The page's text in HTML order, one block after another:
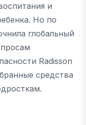
и
Но по
глобальный
Radisson
средства